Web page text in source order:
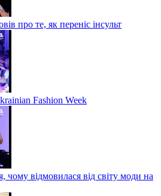
про те, як переніс інсульт
Fashion Week
чому відмовилася від світу моди на